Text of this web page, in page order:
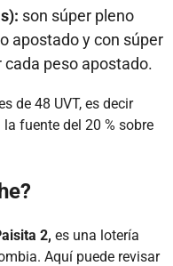
son súper pleno
apostado y con súper
peso apostado.
de 48 UVT, es decir
fuente del 20 % sobre
2, es una lotería
Aquí puede revisar